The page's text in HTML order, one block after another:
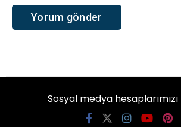
Sosyal medya